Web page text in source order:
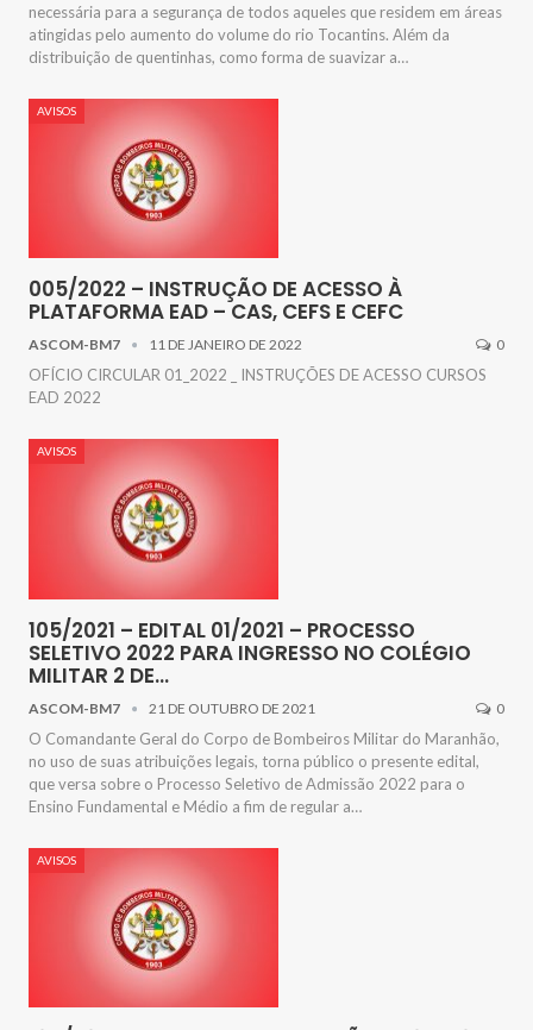
necessária para a segurança de todos aqueles que residem em áreas
atingidas pelo aumento do volume do rio Tocantins. Além da
distribuição de quentinhas, como forma de suavizar a…
AVISOS
005/2022 – INSTRUÇÃO DE ACESSO À
PLATAFORMA EAD – CAS, CEFS E CEFC
ASCOM-BM7 11 DE JANEIRO DE 2022 0
OFÍCIO CIRCULAR 01_2022 _ INSTRUÇÕES DE ACESSO CURSOS
EAD 2022
AVISOS
105/2021 – EDITAL 01/2021 – PROCESSO
SELETIVO 2022 PARA INGRESSO NO COLÉGIO
MILITAR 2 DE…
ASCOM-BM7 21 DE OUTUBRO DE 2021 0
O Comandante Geral do Corpo de Bombeiros Militar do Maranhão,
no uso de suas atribuições legais, torna público o presente edital,
que versa sobre o Processo Seletivo de Admissão 2022 para o
Ensino Fundamental e Médio a fim de regular a…
AVISOS